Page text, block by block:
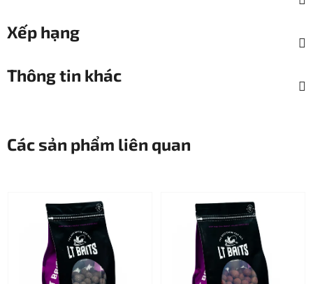
Xếp hạng
Thông tin khác
Các sản phẩm liên quan